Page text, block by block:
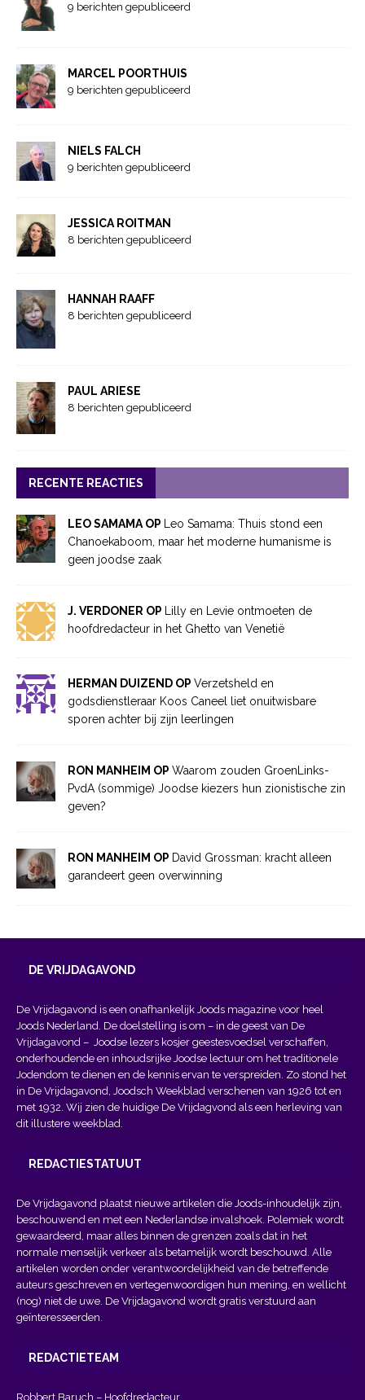
9 berichten gepubliceerd
MARCEL POORTHUIS
9 berichten gepubliceerd
NIELS FALCH
9 berichten gepubliceerd
JESSICA ROITMAN
8 berichten gepubliceerd
HANNAH RAAFF
8 berichten gepubliceerd
PAUL ARIESE
8 berichten gepubliceerd
RECENTE REACTIES
LEO SAMAMA OP
Leo Samama: Thuis stond een
Chanoekaboom, maar het moderne humanisme is
geen joodse zaak
J. VERDONER OP
Lilly en Levie ontmoeten de
hoofdredacteur in het Ghetto van Venetië
HERMAN DUIZEND OP Verzetsheld en
godsdienstleraar Koos Caneel liet onuitwisbare
sporen achter bij zijn leerlingen
RON MANHEIM OP Waarom zouden GroenLinks-
PvdA (sommige) Joodse kiezers hun zionistische zin
geven?
RON MANHEIM OP David Grossman: kracht alleen
garandeert geen overwinning
DE VRIJDAGAVOND
De Vrijdagavond is een onafhankelijk Joods magazine voor heel
Joods Nederland. De doelstelling is om – in de geest van De
Vrijdagavond – Joodse lezers kosjer geestesvoedsel verschaffen,
onderhoudende en inhoudsrijke Joodse lectuur om het traditionele
Jodendom te dienen en de kennis ervan te verspreiden. Zo stond het
in De Vrijdagavond, Joodsch Weekblad verschenen van 1926 tot en
met 1932. Wij zien de huidige De Vrijdagvond als een herleving van
dit illustere weekblad.
REDACTIESTATUUT
De Vrijdagavond plaatst nieuwe artikelen die Joods-inhoudelijk zijn,
beschouwend en met een Nederlandse invalshoek. Polemiek wordt
gewaardeerd, maar alles binnen de grenzen zoals dat in het
normale menselijk verkeer als betamelijk wordt beschouwd. Alle
artikelen worden onder verantwoordelijkheid van de betreffende
auteurs geschreven en vertegenwoordigen hun mening, en wellicht
(nog) niet de uwe. De Vrijdagavond wordt gratis verstuurd aan
geïnteresseerden.
REDACTIETEAM
Robbert Baruch – Hoofdredacteur